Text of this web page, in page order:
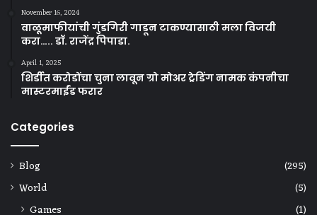
November 16, 2024
वाळूमाफीयांची गुंडगिरी गाडून टाकण्यासाठी मला विजयी
करा….. डॉ. राजेंद्र पिपाडा.
April 1, 2025
शिर्डीत करोडोंचा चुना लावून ग्रो मोअर ट्रेडिंग नामक कंपनीचा
मास्टरमाईंड फरार
Categories
Blog
(295)
World
(5)
Games
(1)